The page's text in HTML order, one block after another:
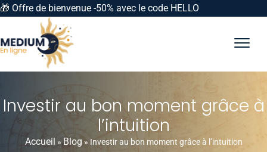
🎁 Offre de bienvenue -50% avec le code HELLO
Investir au bon moment grâce à
l’intuition
Accueil »Blog » Investir au bon moment grâce à l’intuition